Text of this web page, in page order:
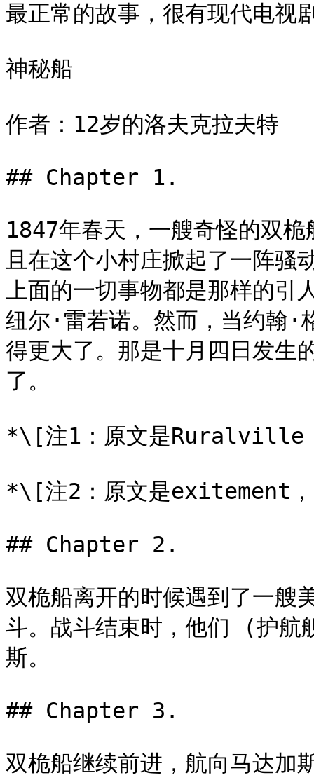
最正常的故事，很有现代电视
神秘船
作者：12岁的洛夫克拉夫特
## Chapter 1.
1847年春天，一艘奇怪的双
且在这个小村庄掀起了一阵
上面的一切事物都是那样的
纽尔·雷若诺。然而，当约翰·
得更大了。那是十月四日发生
了。
*\[注1：原文是
*\[注2：原文是exitement
## Chapter 2.
双桅船离开的时候遇到了一艘
斗。战斗结束时，他们 (护航
斯。
## Chapter 3.
双桅船继续前进，航向马达加